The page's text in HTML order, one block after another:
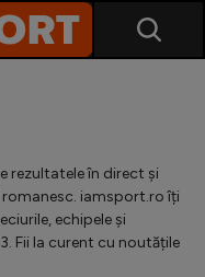
rezultatele în direct și
iamsport.ro îți
echipele și
Fii la curent cu noutățile